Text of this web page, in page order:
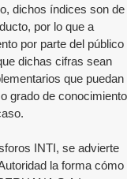
dichos índices son de
por lo que a
por parte del público
dichas cifras sean
que puedan
grado de conocimiento
INTI, se advierte
la forma cómo